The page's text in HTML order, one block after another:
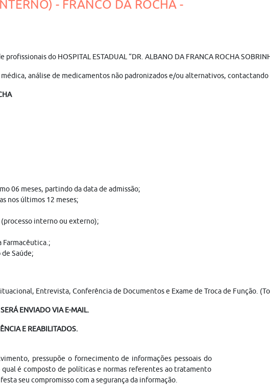
- FRANCO DA ROCHA -
do HOSPITAL ESTADUAL “DR. ALBANO DA FRANCA ROCHA
análise de medicamentos não padronizados e/ou alternativos,
06 meses, partindo da data de admissão;
nos últimos 12 meses;
interno ou externo);
Farmacêutica.;
Saúde;
Entrevista, Conferência de Documentos e Exame de Troca de Função.
ENVIADO VIA E-MAIL.
E REABILITADOS.
pressupõe o fornecimento de informações pessoais do
qual é composto de políticas e normas referentes ao tratamento
seu compromisso com a segurança da informação.